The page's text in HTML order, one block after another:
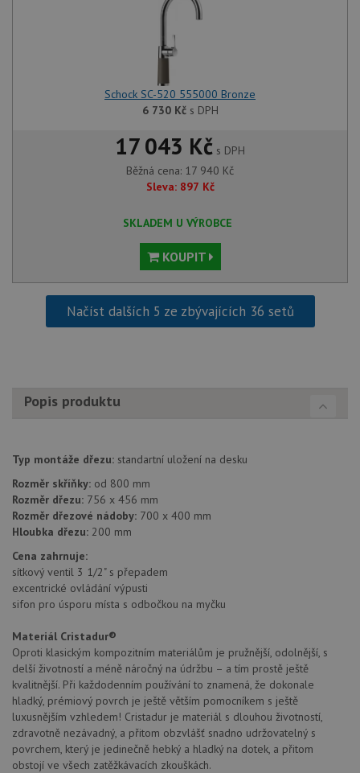
Schock SC-520 555000 Bronze
6 730 Kčs DPH
17 043 Kč s DPH
Běžná cena: 17 940 Kč
Sleva: 897 Kč
SKLADEM U VÝROBCE
KOUPIT
Načíst dalších 5 ze zbývajících 36 setů
Popis produktu
Typ montáže dřezu: standartní uložení na desku
Rozměr skříňky: od 800 mm
Rozměr dřezu: 756 x 456 mm
Rozměr dřezové nádoby: 700 x 400 mm
Hloubka dřezu: 200 mm
Cena zahrnuje:
sítkový ventil 3 1/2" s přepadem
excentrické ovládání výpusti
sifon pro úsporu místa s odbočkou na myčku
Materiál Cristadur®
Oproti klasickým kompozitním materiálům je pružnější, odolnější, s
delší životností a méně náročný na údržbu – a tím prostě ještě
kvalitnější. Při každodenním používání to znamená, že dokonale
hladký, prémiový povrch je ještě větším pomocníkem s ještě
luxusnějším vzhledem! Cristadur je materiál s dlouhou životností,
zdravotně nezávadný, a přitom obzvlášť snadno udržovatelný s
povrchem, který je jedinečně hebký a hladký na dotek, a přitom
obstojí ve všech zatěžkávacích zkouškách.